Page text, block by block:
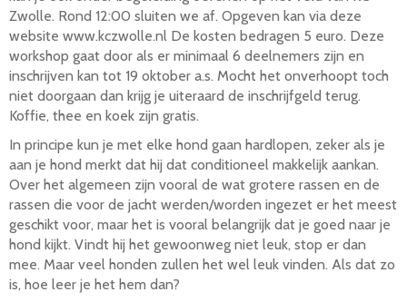
Zwolle. Rond 12:00 sluiten we af. Opgeven kan via deze
website www.kczwolle.nl De kosten bedragen 5 euro. Deze
workshop gaat door als er minimaal 6 deelnemers zijn en
inschrijven kan tot 19 oktober a.s. Mocht het onverhoopt toch
niet doorgaan dan krijg je uiteraard de inschrijfgeld terug.
Koffie, thee en koek zijn gratis.
In principe kun je met elke hond gaan hardlopen, zeker als je
aan je hond merkt dat hij dat conditioneel makkelijk aankan.
Over het algemeen zijn vooral de wat grotere rassen en de
rassen die voor de jacht werden/worden ingezet er het meest
geschikt voor, maar het is vooral belangrijk dat je goed naar je
hond kijkt. Vindt hij het gewoonweg niet leuk, stop er dan
mee. Maar veel honden zullen het wel leuk vinden. Als dat zo
is, hoe leer je het hem dan?